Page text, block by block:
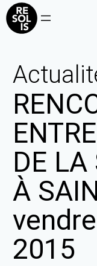
DE LA
À
2015